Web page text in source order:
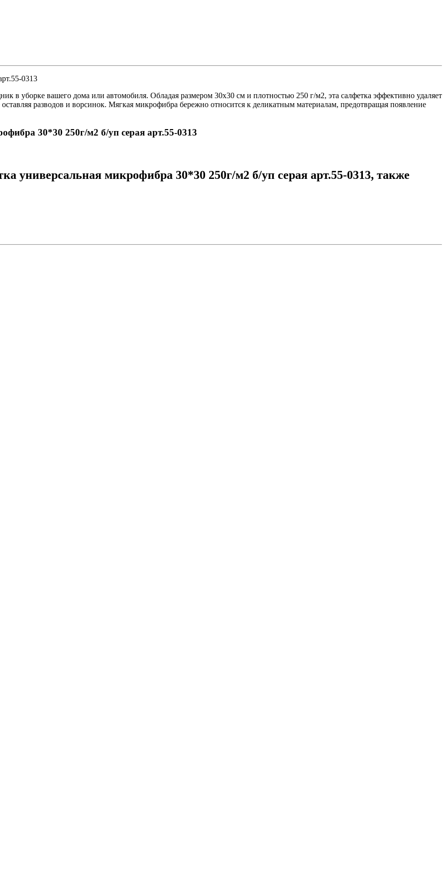
0313
в уборке вашего дома или автомобиля. Обладая размером 30х30 см и плотностью 250 г/м2, эта салфетка эффективно удаляет
разводов и ворсинок. Мягкая микрофибра бережно относится к деликатным материалам, предотвращая появление
30*30 250г/м2 б/уп серая арт.55-0313
универсальная микрофибра 30*30 250г/м2 б/уп серая арт.55-0313, также